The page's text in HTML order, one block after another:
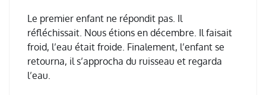
Le premier enfant ne répondit pas. Il
réfléchissait. Nous étions en décembre. Il faisait
froid, l’eau était froide. Finalement, l’enfant se
retourna, il s’approcha du ruisseau et regarda
l’eau.